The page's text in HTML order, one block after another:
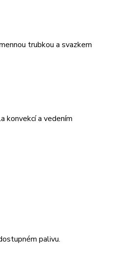
trubkou a svazkem
konvekcí a vedením
palivu.